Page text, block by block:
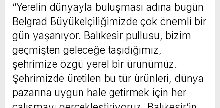
“Yerelin dünyayla buluşması adına bugün
Belgrad Büyükelçiliğimizde çok önemli bir
gün yaşanıyor. Balıkesir pullusu, bizim
geçmişten geleceğe taşıdığımız,
şehrimize özgü yerel bir ürünümüz.
Şehrimizde üretilen bu tür ürünleri, dünya
pazarına uygun hale getirmek için her